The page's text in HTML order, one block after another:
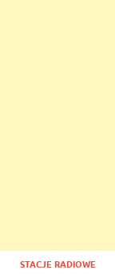
STACJE RADIOWE